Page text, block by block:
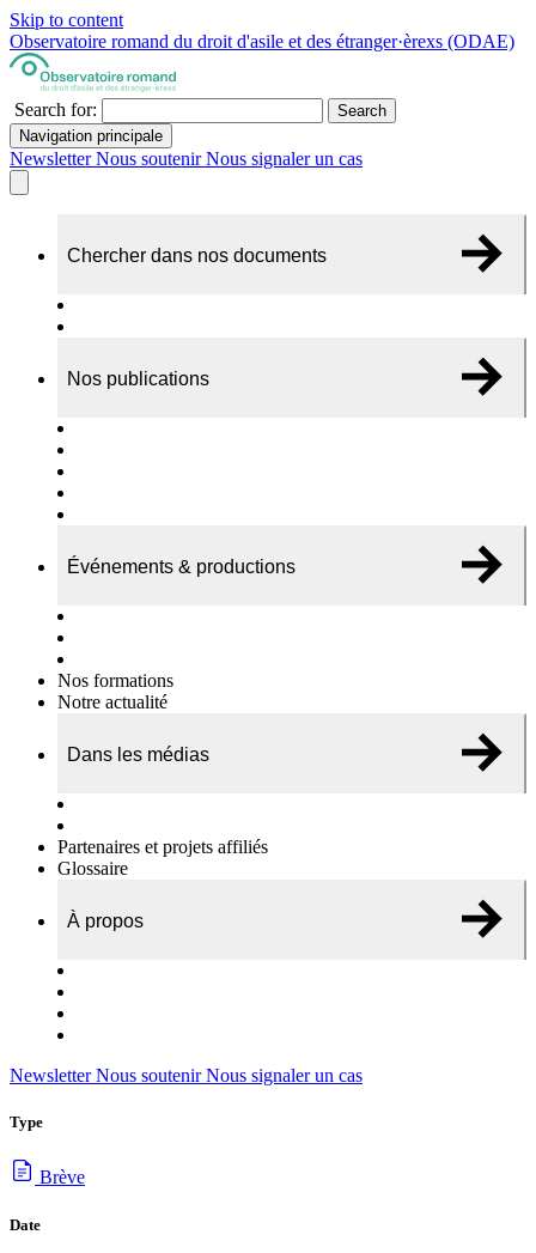
Skip to content
Observatoire romand du droit d'asile et des étranger·èrexs (ODAE)
Search for:
Search
Navigation principale
NewsletterNous soutenirNous signaler un cas
Chercher dans nos documents
Nos publications
Événements & productions
Nos formations
Notre actualité
Dans les médias
Partenaires et projets affiliés
Glossaire
À propos
NewsletterNous soutenirNous signaler un cas
Type
Brève
Date